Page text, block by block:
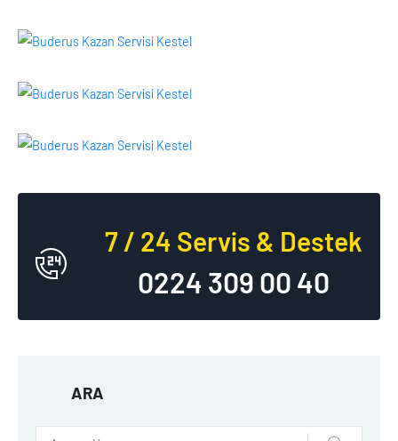
7 / 24 Servis & Destek
0224 309 00 40
ARA